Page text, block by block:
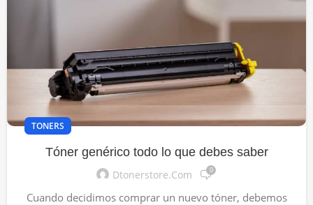
TONERS
Tóner genérico todo lo que debes saber
Dtonerstore.com 0
Cuando decidimos comprar un nuevo tóner, debemos